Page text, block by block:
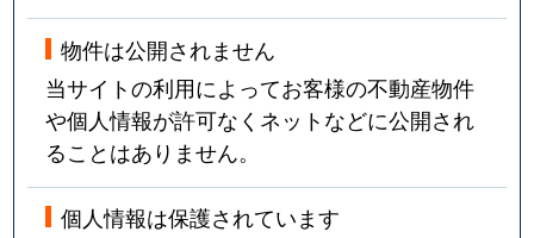
物件は公開されません
当サイトの利用によってお客様の不動産物件
や個人情報が許可なくネットなどに公開され
ることはありません。
個人情報は保護されています